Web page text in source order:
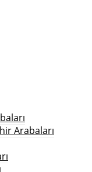
Arabaları